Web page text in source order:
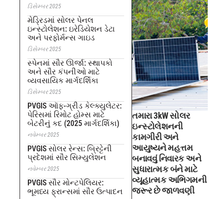
ડિસેમ્બર 2025
મેડ્રિડમાં સોલર પેનલ
ઇન્સ્ટોલેશન: ઇરેડિયેશન ડેટા
અને પરફોર્મન્સ ગાઇડ
ડિસેમ્બર 2025
સ્પેનમાં સૌર ઊર્જા: સ્થાપકો
અને સૌર કંપનીઓ માટે
વ્યવસાયિક માર્ગદર્શિકા
ડિસેમ્બર 2025
PVGIS ઑફ-ગ્રીડ કેલ્ક્યુલેટર:
પેરિસમાં રિમોટ હોમ્સ માટે
બેટરીનું કદ (2025 માર્ગદર્શિકા)
નવેમ્બર 2025
PVGIS સોલર રેન્સ: બ્રિટ્ટેની
પ્રદેશમાં સૌર સિમ્યુલેશન
નવેમ્બર 2025
PVGIS સૌર મોન્ટપેલિયર:
ભૂમધ્ય ફ્રાન્સમાં સૌર ઉત્પાદન
તમારા 3kW સોલર
ઇન્સ્ટોલેશનની
કામગીરી અને
આયુષ્યને મહત્તમ
બનાવવું નિવારક અને
સુધારાત્મક બંને માટે
વ્યૂહાત્મક અભિગમની
જરૂર છે જાળવણી